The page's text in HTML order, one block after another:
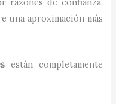
una aproximación más
están completamente